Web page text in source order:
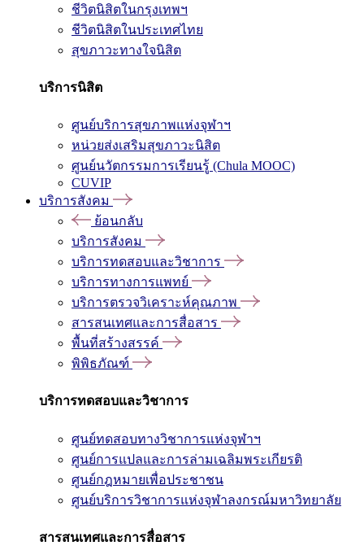
ชีวิตนิสิตในกรุงเทพฯ
ชีวิตนิสิตในประเทศไทย
สุขภาวะทางใจนิสิต
บริการนิสิต
ศูนย์บริการสุขภาพแห่งจุฬาฯ
หน่วยส่งเสริมสุขภาวะนิสิต
ศูนย์นวัตกรรมการเรียนรู้ (Chula MOOC)
CUVIP
บริการสังคม
ย้อนกลับ
บริการสังคม
บริการทดสอบและวิชาการ
บริการทางการแพทย์
บริการตรวจวิเคราะห์คุณภาพ
สารสนเทศและการสื่อสาร
พื้นที่สร้างสรรค์
พิพิธภัณฑ์
บริการทดสอบและวิชาการ
ศูนย์ทดสอบทางวิชาการแห่งจุฬาฯ
ศูนย์การแปลและการล่ามเฉลิมพระเกียรติ
ศูนย์กฎหมายเพื่อประชาชน
ศูนย์บริการวิชาการแห่งจุฬาลงกรณ์มหาวิทยาลัย
สารสนเทศและการสื่อสาร